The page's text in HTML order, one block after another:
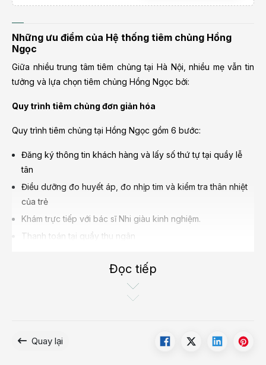
Những ưu điểm của Hệ thống tiêm chủng Hồng
Ngọc
Giữa nhiều trung tâm tiêm chủng tại Hà Nội, nhiều mẹ vẫn tin
tưởng và lựa chọn tiêm chủng Hồng Ngọc bởi:
Quy trình tiêm chủng đơn giản hóa
Quy trình tiêm chủng tại Hồng Ngọc gồm 6 bước:
Đăng ký thông tin khách hàng và lấy số thứ tự tại quầy lễ
tân
Điều dưỡng đo huyết áp, đo nhịp tim và kiểm tra thân nhiệt
của trẻ
Khám trực tiếp với bác sĩ Nhi giàu kinh nghiệm.
Thanh toán tại quầy thu ngân
Theo dõi sức khỏe của trẻ sau tiêm 30 phút và kiểm tra sức
vấn đề về bệnh sử và tiền sử dị ứng để các bác sĩ dự trù rủi ro
Đọc tiếp
Quay lại